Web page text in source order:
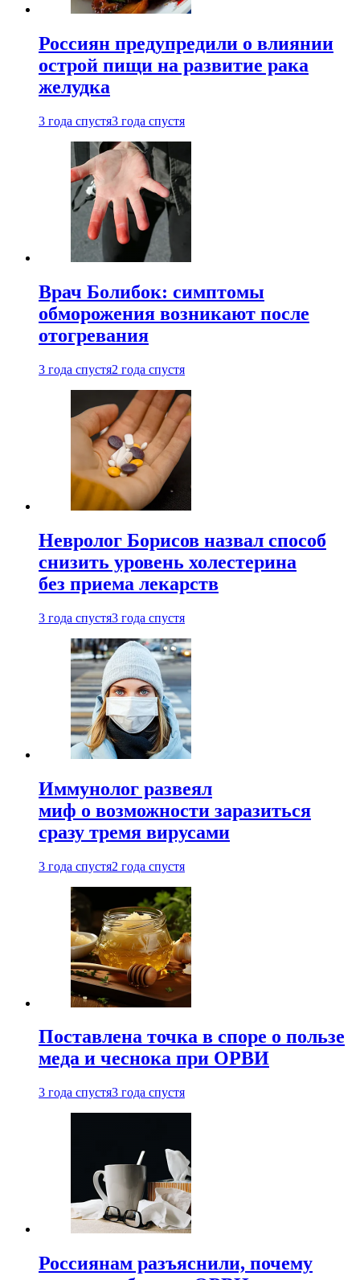
Россиян предупредили о влиянии
острой пищи на развитие рака
желудка
3 года спустя3 года спустя
Врач Болибок: симптомы
обморожения возникают после
отогревания
3 года спустя2 года спустя
Невролог Борисов назвал способ
снизить уровень холестерина
без приема лекарств
3 года спустя3 года спустя
Иммунолог развеял
миф о возможности заразиться
сразу тремя вирусами
3 года спустя2 года спустя
Поставлена точка в споре о пользе
меда и чеснока при ОРВИ
3 года спустя3 года спустя
Россиянам разъяснили, почему